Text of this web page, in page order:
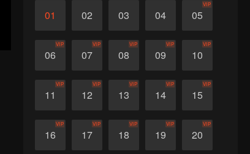
01 02 03 04 05
VIP
06
VIP
07
VIP
08
VIP
09
VIP
10
VIP
11
VIP
12
VIP
13
VIP
14
VIP
15
VIP
16
VIP
17
VIP
18
VIP
19
VIP
20
VIP